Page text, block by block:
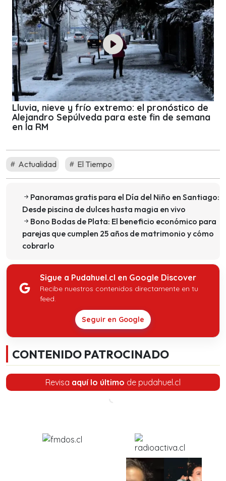
Lluvia, nieve y frío extremo: el pronóstico de
Alejandro Sepúlveda para este fin de semana
en la RM
Actualidad El Tiempo
Panoramas gratis para el Día del Niño en Santiago:
Desde piscina de dulces hasta magia en vivo
Bono Bodas de Plata: El beneficio económico para
parejas que cumplen 25 años de matrimonio y cómo
cobrarlo
Sigue a Pudahuel.cl en Google Discover
Recibe nuestros contenidos directamente en tu
feed.
Seguir en Google
CONTENIDO PATROCINADO
Revisa aquí lo último de pudahuel.cl